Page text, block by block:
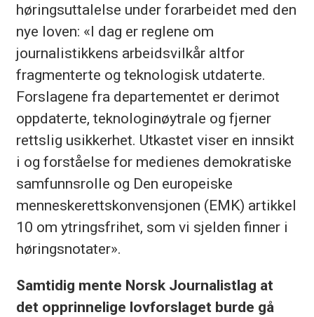
høringsuttalelse under forarbeidet med den
nye loven: «I dag er reglene om
journalistikkens arbeidsvilkår altfor
fragmenterte og teknologisk utdaterte.
Forslagene fra departementet er derimot
oppdaterte, teknologinøytrale og fjerner
rettslig usikkerhet. Utkastet viser en innsikt
i og forståelse for medienes demokratiske
samfunnsrolle og Den europeiske
menneskerettskonvensjonen (EMK) artikkel
10 om ytringsfrihet, som vi sjelden finner i
høringsnotater».
Samtidig mente Norsk Journalistlag at
det opprinnelige lovforslaget burde gå